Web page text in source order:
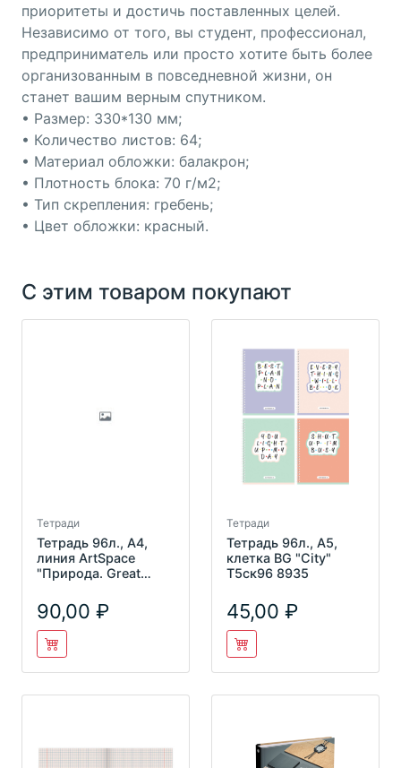
приоритеты и достичь поставленных целей.
Независимо от того, вы студент, профессионал,
предприниматель или просто хотите быть более
организованным в повседневной жизни, он
станет вашим верным спутником.
• Размер: 330*130 мм;
• Количество листов: 64;
• Материал обложки: балакрон;
• Плотность блока: 70 г/м2;
• Тип скрепления: гребень;
• Цвет обложки: красный.
С этим товаром покупают
Тетради
Тетрадь 96л., А4,
линия ArtSpace
"Природа. Great
Т96А4л_21124
90,00
Тетради
Тетрадь 96л., А5,
клетка BG "City"
Т5ск96 8935
45,00